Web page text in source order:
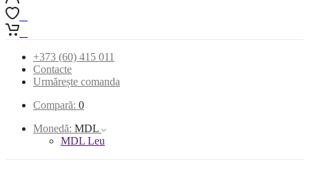
+373 (60) 415 011
Contacte
Urmărește comanda
Compară: 0
Monedă: MDL
MDL Leu